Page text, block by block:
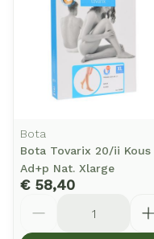
Bota
Bota Tovarix 20/ii Kous
Ad+p Nat. Xlarge
€ 58,40